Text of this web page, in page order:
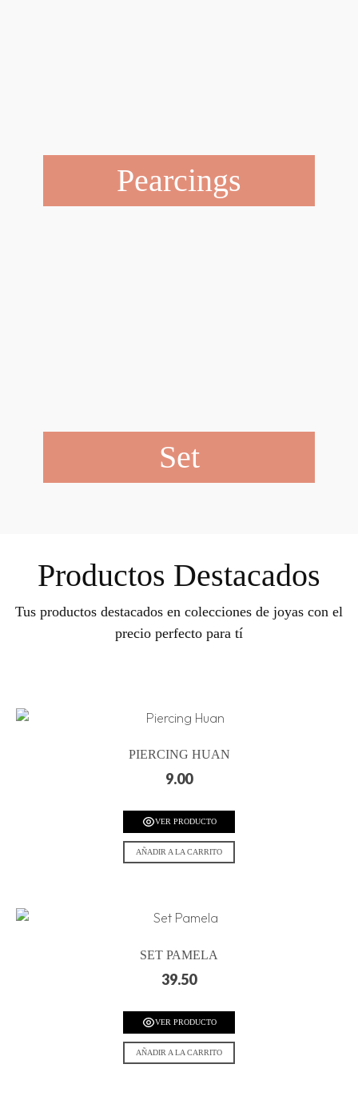
Pearcings
Set
Productos Destacados
Tus productos destacados en colecciones de joyas con el
precio perfecto para tí
PIERCING HUAN
9.00
VER PRODUCTO
AÑADIR A LA CARRITO
SET PAMELA
39.50
VER PRODUCTO
AÑADIR A LA CARRITO